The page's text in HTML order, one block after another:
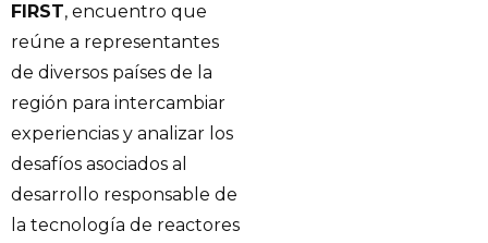
FIRST, encuentro que
reúne a representantes
de diversos países de la
región para intercambiar
experiencias y analizar los
desafíos asociados al
desarrollo responsable de
la tecnología de reactores